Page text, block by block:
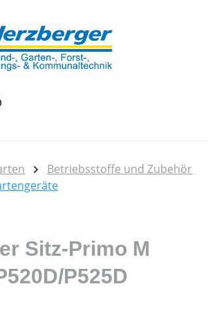
Betriebsstoffe und Zubehör
Sitz-Primo M
P525D